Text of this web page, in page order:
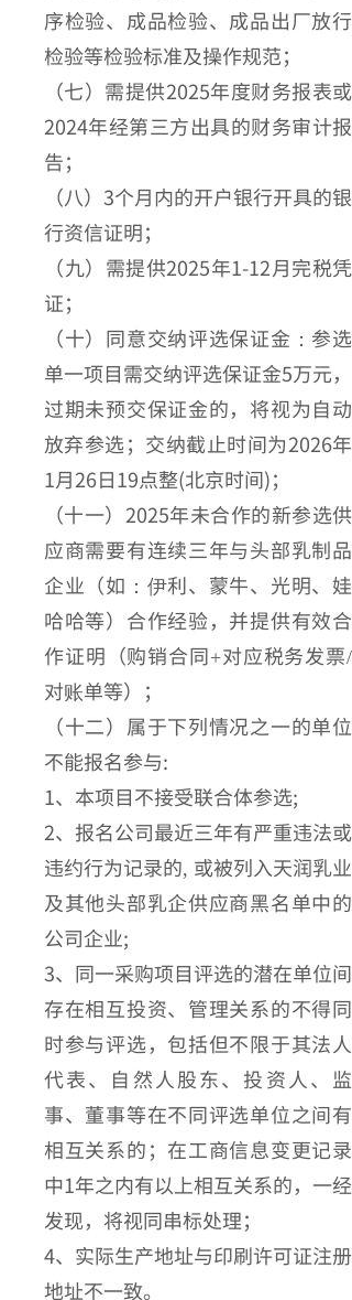
序检验、成品检验、成品出厂放行
检验等检验标准及操作规范；
（七）需提供2025年度财务报表或
2024年经第三方出具的财务审计报
告；
（八）3个月内的开户银行开具的银
行资信证明；
（九）需提供2025年1-12月完税凭
证；
（十）同意交纳评选保证金：参选
单一项目需交纳评选保证金5万元，
过期未预交保证金的，将视为自动
放弃参选；交纳截止时间为2026年
1月26日19点整(北京时间)；
（十一）2025年未合作的新参选供
应商需要有连续三年与头部乳制品
企业（如：伊利、蒙牛、光明、娃
哈哈等）合作经验，并提供有效合
作证明（购销合同+对应税务发票/
对账单等）；
（十二）属于下列情况之一的单位
不能报名参与:
1、本项目不接受联合体参选;
2、报名公司最近三年有严重违法或
违约行为记录的, 或被列入天润乳业
及其他头部乳企供应商黑名单中的
公司企业;
3、同一采购项目评选的潜在单位间
存在相互投资、管理关系的不得同
时参与评选，包括但不限于其法人
代表、自然人股东、投资人、监
事、董事等在不同评选单位之间有
相互关系的；在工商信息变更记录
中1年之内有以上相互关系的，一经
发现，将视同串标处理；
4、实际生产地址与印刷许可证注册
地址不一致。